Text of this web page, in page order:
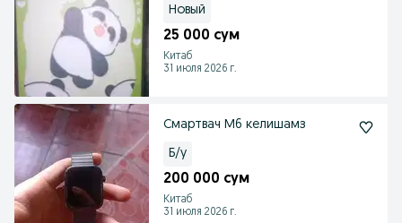
Новый
25 000 сум
Китаб
31 июля 2026 г.
Смартвач М6 келишамз
Б/у
200 000 сум
Китаб
31 июля 2026 г.